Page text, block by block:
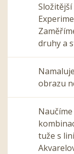
druhy a
obrazu
tuže s